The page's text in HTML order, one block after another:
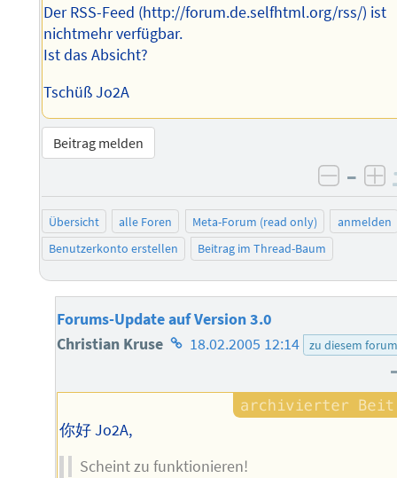
Der RSS-Feed (http://forum.de.selfhtml.org/rss/) ist
nichtmehr verfügbar.
Ist das Absicht?
Tschüß Jo2A
Beitrag melden
–
Übersicht alle Foren Meta-Forum (read only)
anmelden
Benutzerkonto erstellen
Beitrag im Thread-Baum
Forums-Update auf Version 3.0
Christian Kruse Homepage
Autors
18.02.2005 12:14 zu diesem forum
你好 Jo2A,
Scheint zu funktionieren!